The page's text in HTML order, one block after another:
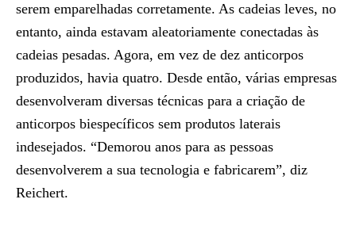
serem emparelhadas corretamente. As cadeias leves, no
entanto, ainda estavam aleatoriamente conectadas às
cadeias pesadas. Agora, em vez de dez anticorpos
produzidos, havia quatro. Desde então, várias empresas
desenvolveram diversas técnicas para a criação de
anticorpos biespecíficos sem produtos laterais
indesejados. “Demorou anos para as pessoas
desenvolverem a sua tecnologia e fabricarem”, diz
Reichert.